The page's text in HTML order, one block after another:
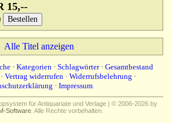
15,--
Alle Titel anzeigen
· Kategorien · Schlagwörter· Gesamtbestand
· Vertrag widerrufen · Widerrufsbelehrung ·
· Impressum
für Antiquariate und Verlage | © 2006-2026 by
Software. Alle Rechte vorbehalten.